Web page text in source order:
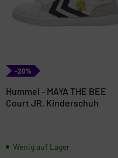
-20%
Hummel - MAYA THE BEE
Court JR, Kinderschuh
Wenig auf Lager